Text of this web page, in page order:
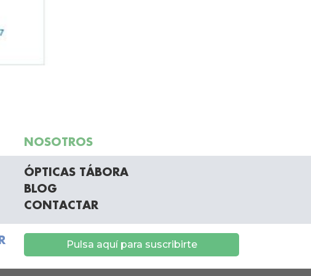
NOSOTROS
ÓPTICAS TÁBORA
BLOG
CONTACTAR
Pulsa aquí para suscribirte